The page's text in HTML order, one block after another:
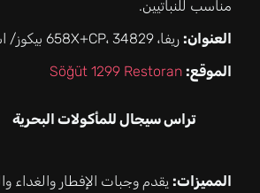
مناسب للنباتيين.
العنوان: ريفا، 658X+CP، 34829 بيكوز/ اسطنبول، تركيا.
الموقع: Söğüt 1299 Restoran
تراس سيجال للمأكولات البحرية
المميزات: يقدم وجبات الإفطار والغداء